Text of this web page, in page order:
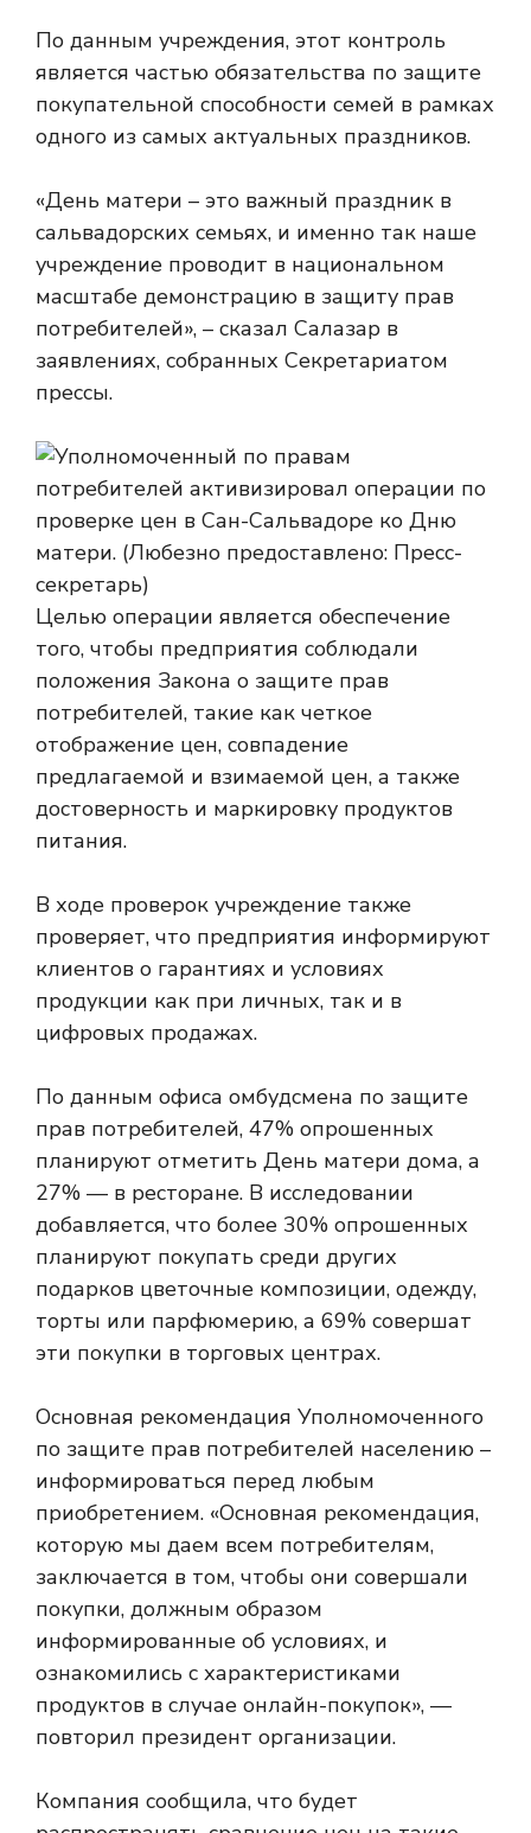
По данным учреждения, этот контроль
является частью обязательства по защите
покупательной способности семей в рамках
одного из самых актуальных праздников.
«День матери – это важный праздник в
сальвадорских семьях, и именно так наше
учреждение проводит в национальном
масштабе демонстрацию в защиту прав
потребителей», – сказал Салазар в
заявлениях, собранных Секретариатом
прессы.
Целью операции является обеспечение
того, чтобы предприятия соблюдали
положения Закона о защите прав
потребителей, такие как четкое
отображение цен, совпадение
предлагаемой и взимаемой цен, а также
достоверность и маркировку продуктов
питания.
В ходе проверок учреждение также
проверяет, что предприятия информируют
клиентов о гарантиях и условиях
продукции как при личных, так и в
цифровых продажах.
По данным офиса омбудсмена по защите
прав потребителей, 47% опрошенных
планируют отметить День матери дома, а
27% — в ресторане. В исследовании
добавляется, что более 30% опрошенных
планируют покупать среди других
подарков цветочные композиции, одежду,
торты или парфюмерию, а 69% совершат
эти покупки в торговых центрах.
Основная рекомендация Уполномоченного
по защите прав потребителей населению –
информироваться перед любым
приобретением. «Основная рекомендация,
которую мы даем всем потребителям,
заключается в том, чтобы они совершали
покупки, должным образом
информированные об условиях, и
ознакомились с характеристиками
продуктов в случае онлайн-покупок», —
повторил президент организации.
Компания сообщила, что будет